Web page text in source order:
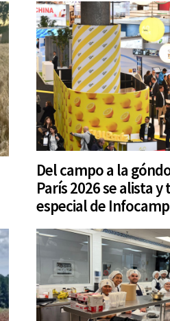
Del campo a la
París 2026 se alista
especial de